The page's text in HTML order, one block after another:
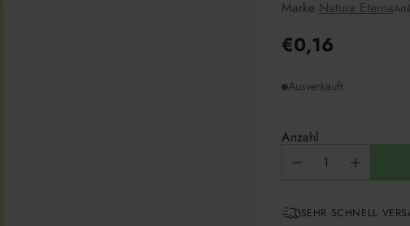
Marke Natura Eterna
Unverbindliche
€0,16
Ausverkauft
Anzahl
SEHR SCHNELL